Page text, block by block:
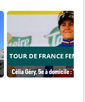
TOUR DE FRANCE
Célia Géry, 5e à domicile :